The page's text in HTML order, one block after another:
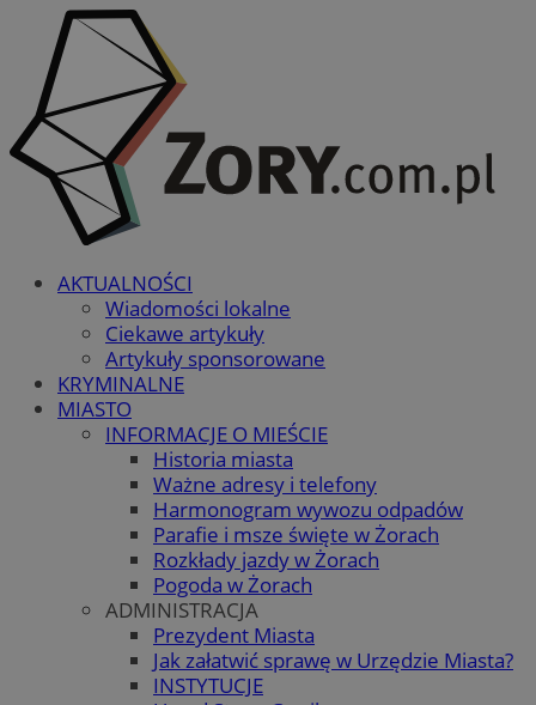
AKTUALNOŚCI
Wiadomości lokalne
Ciekawe artykuły
Artykuły sponsorowane
KRYMINALNE
MIASTO
INFORMACJE O MIEŚCIE
Historia miasta
Ważne adresy i telefony
Harmonogram wywozu odpadów
Parafie i msze święte w Żorach
Rozkłady jazdy w Żorach
Pogoda w Żorach
ADMINISTRACJA
Prezydent Miasta
Jak załatwić sprawę w Urzędzie Miasta?
INSTYTUCJE